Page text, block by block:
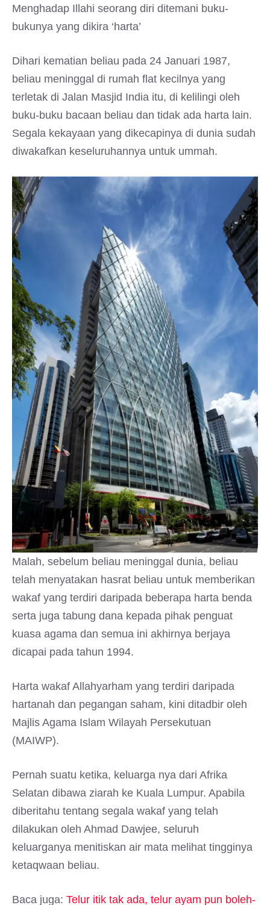
Menghadap Illahi seorang diri ditemani buku-
bukunya yang dikira ‘harta’
Dihari kematian beliau pada 24 Januari 1987,
beliau meninggal di rumah flat kecilnya yang
terletak di Jalan Masjid India itu, di kelilingi oleh
buku-buku bacaan beliau dan tidak ada harta lain.
Segala kekayaan yang dikecapinya di dunia sudah
diwakafkan keseluruhannya untuk ummah.
Malah, sebelum beliau meninggal dunia, beliau
telah menyatakan hasrat beliau untuk memberikan
wakaf yang terdiri daripada beberapa harta benda
serta juga tabung dana kepada pihak penguat
kuasa agama dan semua ini akhirnya berjaya
dicapai pada tahun 1994.
Harta wakaf Allahyarham yang terdiri daripada
hartanah dan pegangan saham, kini ditadbir oleh
Majlis Agama Islam Wilayah Persekutuan
(MAIWP).
Pernah suatu ketika, keluarga nya dari Afrika
Selatan dibawa ziarah ke Kuala Lumpur. Apabila
diberitahu tentang segala wakaf yang telah
dilakukan oleh Ahmad Dawjee, seluruh
keluarganya menitiskan air mata melihat tingginya
ketaqwaan beliau.
Baca juga: Telur itik tak ada, telur ayam pun boleh-